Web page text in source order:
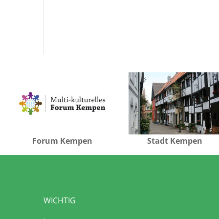
Forum Kempen Stadt Kempen
WICHTIG